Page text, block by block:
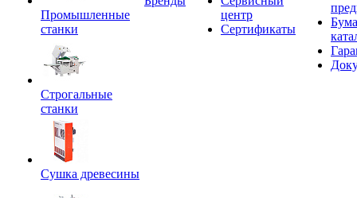
Промышленные
станки
Строгальные
станки
Сушка древесины
центр
Сертификаты